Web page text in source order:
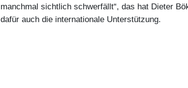
manchmal sichtlich schwerfällt“, das hat Dieter
dafür auch die internationale Unterstützung.